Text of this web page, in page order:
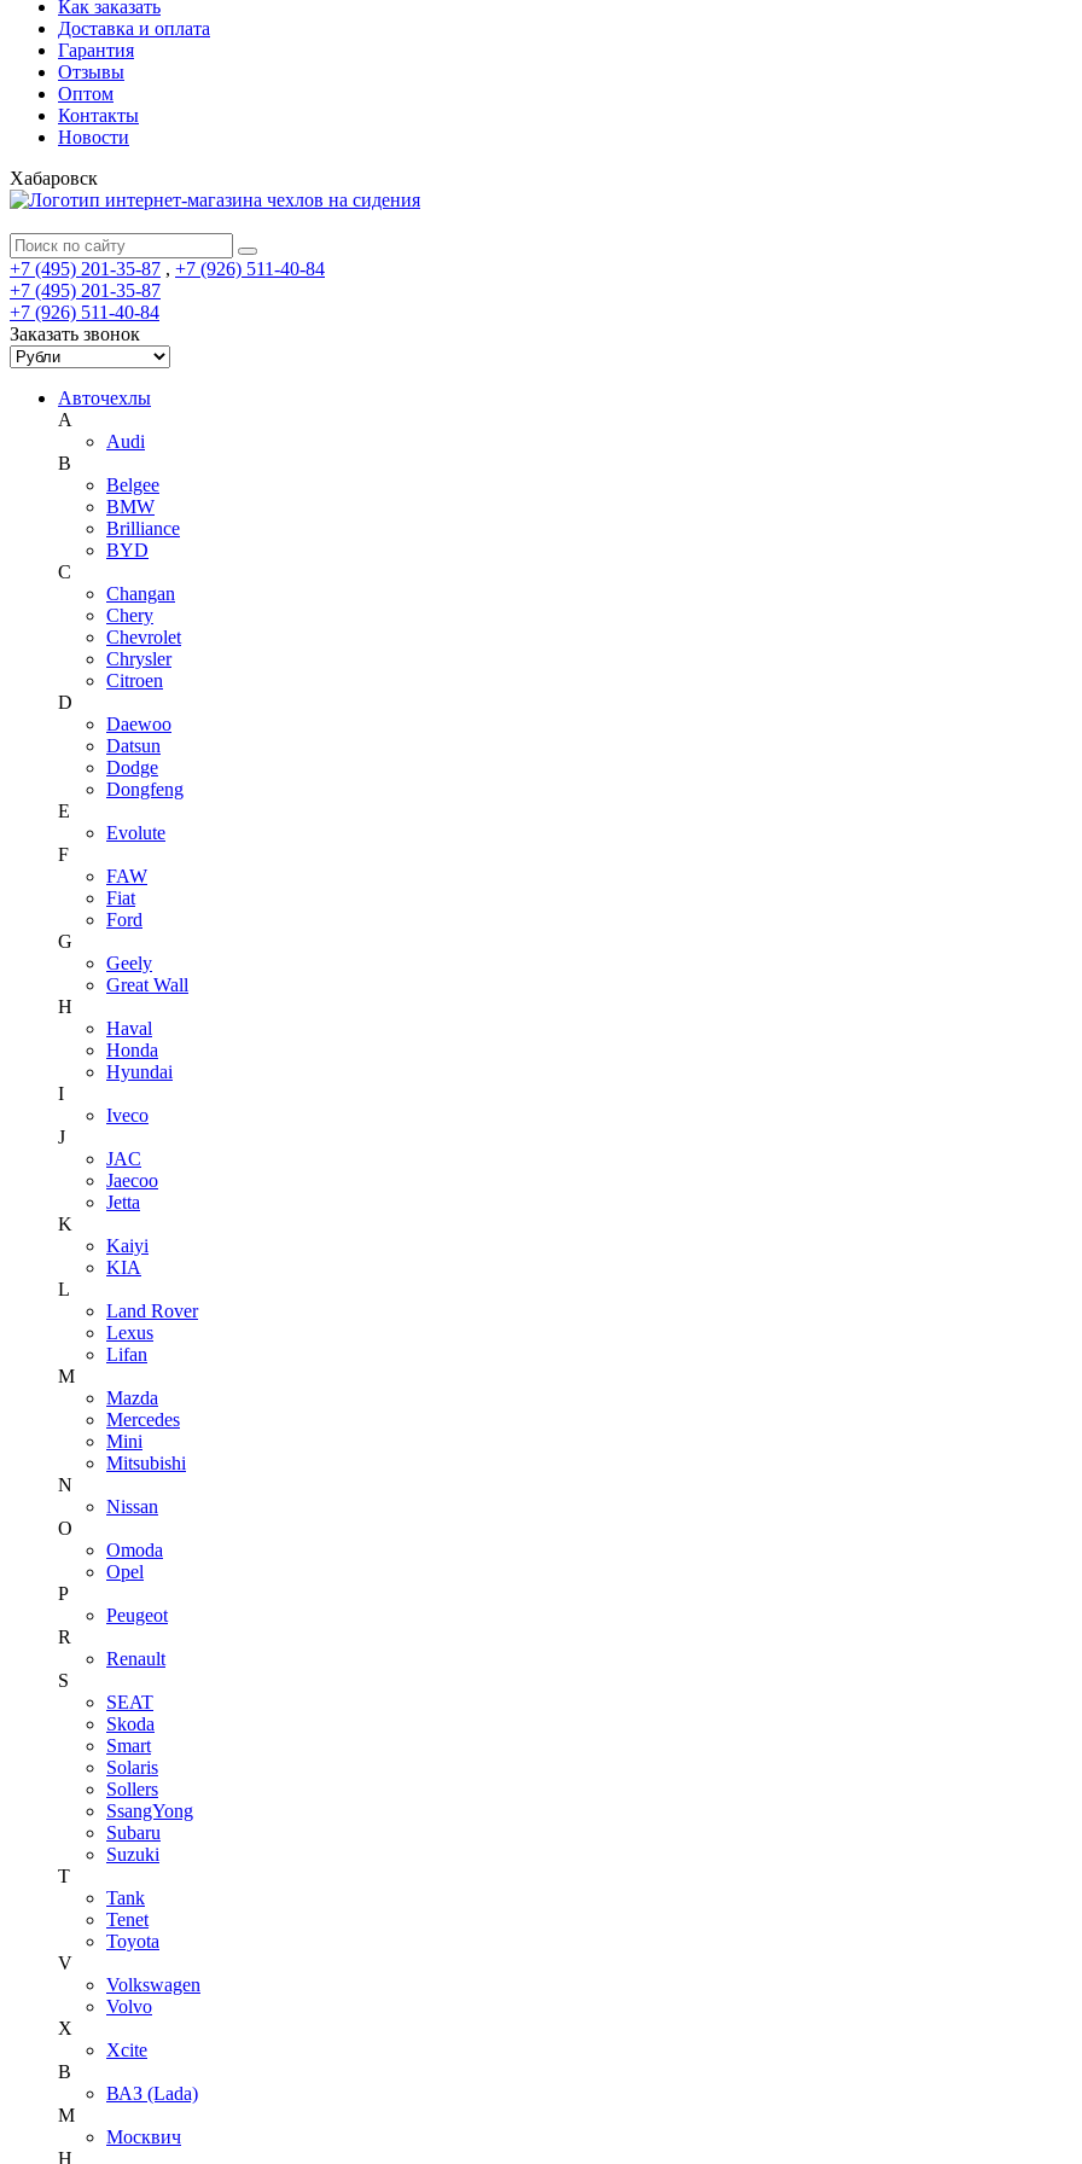
Как заказать
Доставка и оплата
Гарантия
Отзывы
Оптом
Контакты
Новости
Хабаровск
+7 (495) 201-35-87 , +7 (926) 511-40-84
+7 (495) 201-35-87
+7 (926) 511-40-84
Заказать звонок
Авточехлы
A
Audi
B
Belgee
BMW
Brilliance
BYD
C
Changan
Chery
Chevrolet
Chrysler
Citroen
D
Daewoo
Datsun
Dodge
Dongfeng
E
Evolute
F
FAW
Fiat
Ford
G
Geely
Great Wall
H
Haval
Honda
Hyundai
I
Iveco
J
JAC
Jaecoo
Jetta
K
Kaiyi
KIA
L
Land Rover
Lexus
Lifan
M
Mazda
Mercedes
Mini
Mitsubishi
N
Nissan
O
Omoda
Opel
P
Peugeot
R
Renault
S
SEAT
Skoda
Smart
Solaris
Sollers
SsangYong
Subaru
Suzuki
T
Tank
Tenet
Toyota
V
Volkswagen
Volvo
X
Xcite
В
ВАЗ (Lada)
М
Москвич
Н